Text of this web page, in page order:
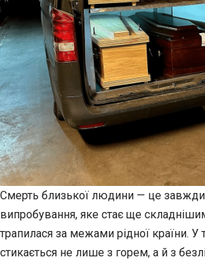
Смерть близької людини — це
випробування, яке стає ще
трапилася за межами рідної країни. У
стикається не лише з горем, а й з